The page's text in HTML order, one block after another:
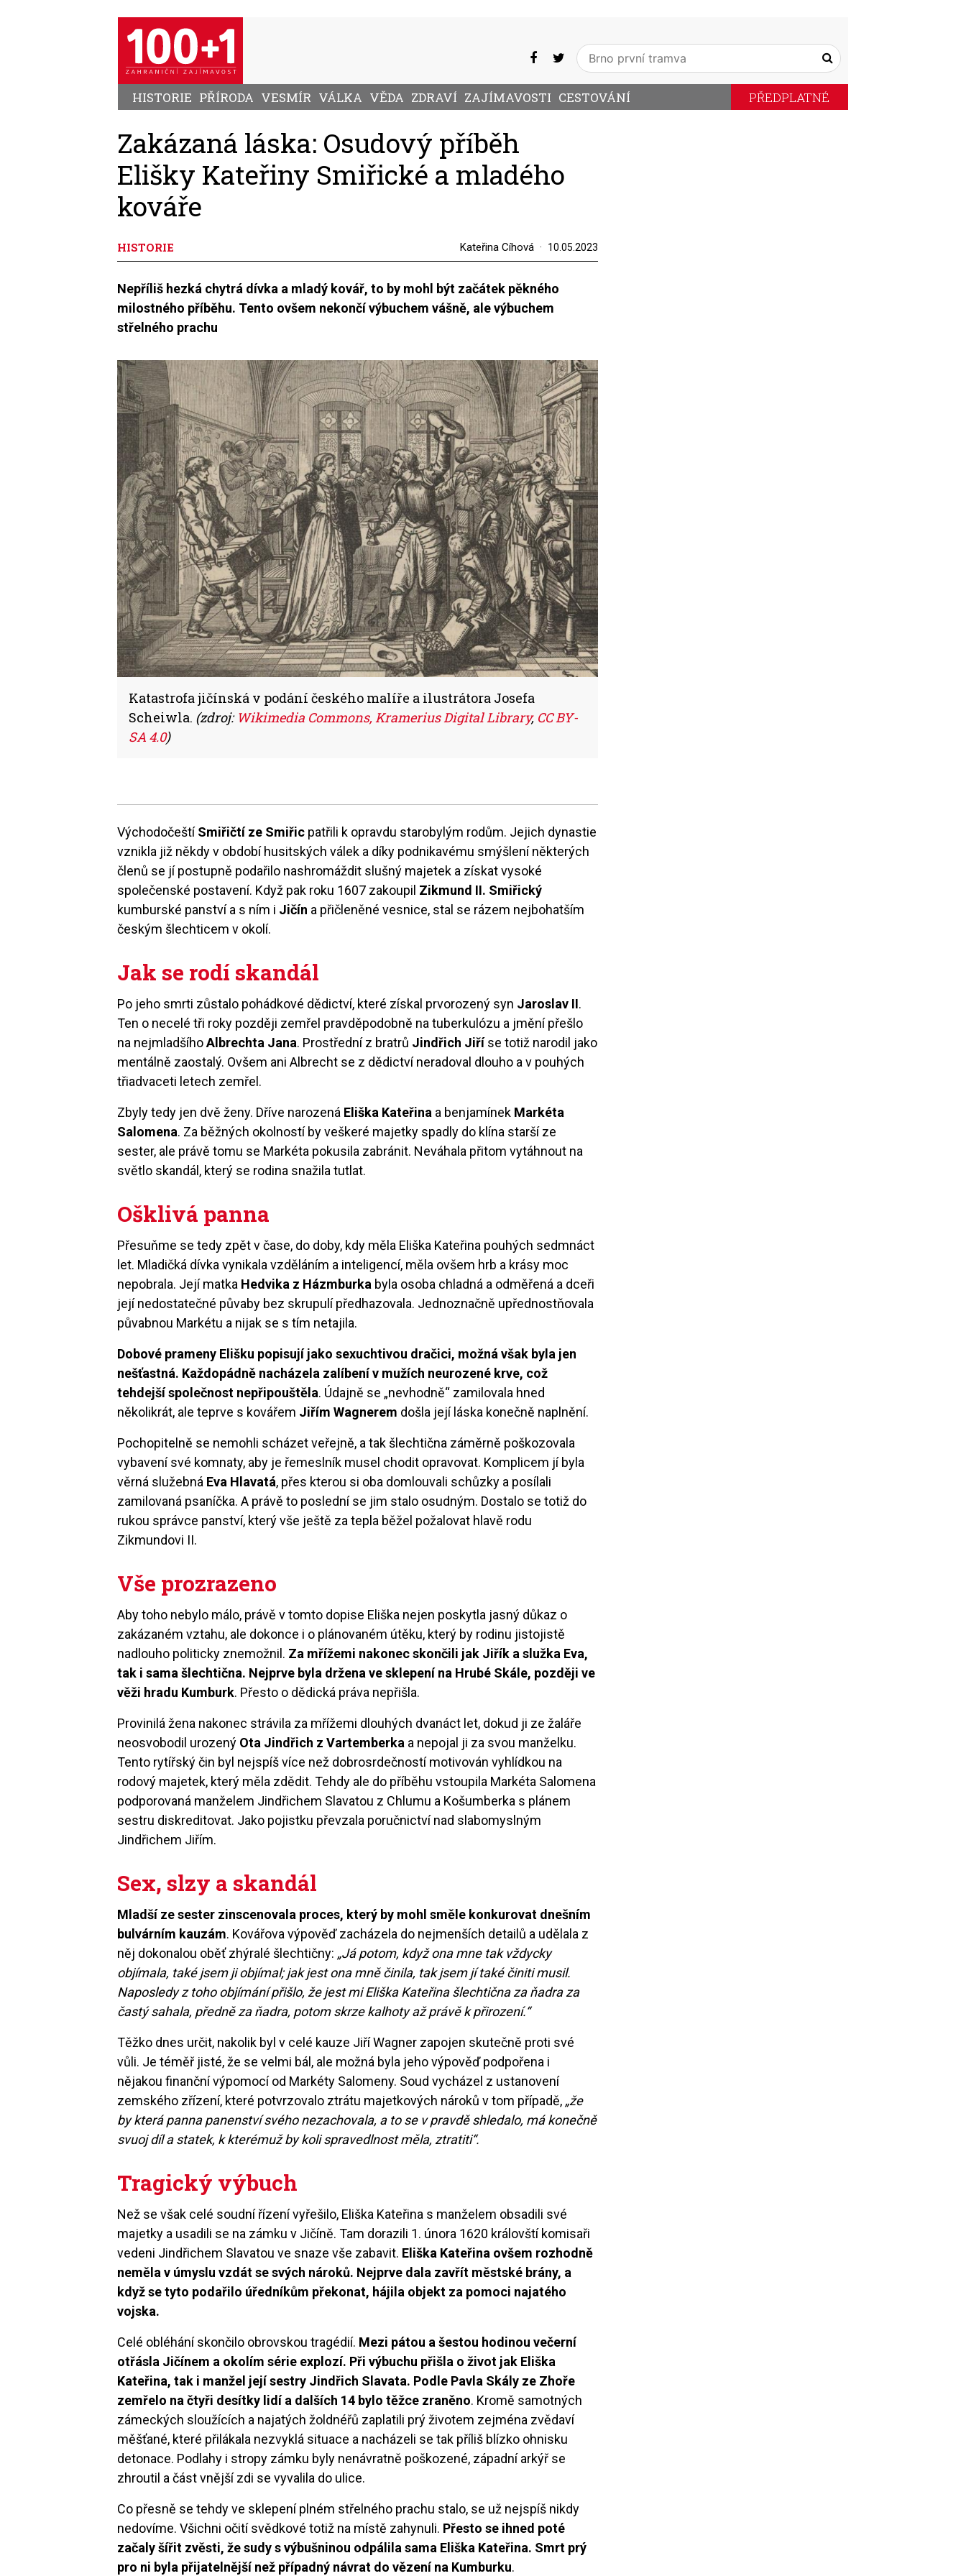
HISTORIE PŘÍRODA VESMÍR VÁLKA VĚDA ZDRAVÍ ZAJÍMAVOSTI CESTOVÁNÍ PŘEDPLATNÉ
Zakázaná láska: Osudový příběh
Elišky Kateřiny Smiřické a mladého
kováře
HISTORIE Kateřina Cíhová 10.05.2023
Nepříliš hezká chytrá dívka a mladý kovář, to by mohl být začátek pěkného
milostného příběhu. Tento ovšem nekončí výbuchem vášně, ale výbuchem
střelného prachu
Katastrofa jičínská v podání českého malíře a ilustrátora Josefa
Scheiwla. (zdroj: Wikimedia Commons, Kramerius Digital Library, CC BY-
SA 4.0)
VýchodočeštíSmiřičtí ze Smiřic patřili k opravdu starobylým rodům. Jejich dynastie
vznikla již někdy v období husitských válek a díky podnikavému smýšlení některých
členů se jí postupně podařilo nashromáždit slušný majetek a získat vysoké
společenské postavení. Když pak roku 1607 zakoupil Zikmund II. Smiřický
kumburské panství a s ním i Jičín a přičleněné vesnice, stal se rázem nejbohatším
českým šlechticem v okolí.
Jak se rodí skandál
Po jeho smrti zůstalo pohádkové dědictví, které získal prvorozený syn Jaroslav II.
Ten o necelé tři roky později zemřel pravděpodobně na tuberkulózu a jmění přešlo
na nejmladšíhoAlbrechta Jana. Prostřední z bratrů Jindřich Jiříse totiž narodil jako
mentálně zaostalý. Ovšem ani Albrecht se z dědictví neradoval dlouho a v pouhých
třiadvaceti letech zemřel.
Zbyly tedy jen dvě ženy. Dříve narozená Eliška Kateřina a benjamínek Markéta
Salomena. Za běžných okolností by veškeré majetky spadly do klína starší ze
sester, ale právě tomu se Markéta pokusila zabránit. Neváhala přitom vytáhnout na
světlo skandál, který se rodina snažila tutlat.
Ošklivá panna
Přesuňme se tedy zpět v čase, do doby, kdy měla Eliška Kateřina pouhých sedmnáct
let. Mladičká dívka vynikala vzděláním a inteligencí, měla ovšem hrb a krásy moc
nepobrala. Její matka Hedvika z Házmburka byla osoba chladná a odměřená a dceři
její nedostatečné půvaby bez skrupulí předhazovala. Jednoznačně upřednostňovala
půvabnou Markétu a nijak se s tím netajila.
Dobové prameny Elišku popisují jako sexuchtivou dračici, možná však byla jen
nešťastná. Každopádně nacházela zalíbení v mužích neurozené krve, což
tehdejší společnost nepřipouštěla. Údajně se „nevhodně“ zamilovala hned
několikrát, ale teprve s kovářem Jiřím Wagnerem došla její láska konečně naplnění.
Pochopitelně se nemohli scházet veřejně, a tak šlechtična záměrně poškozovala
vybavení své komnaty, aby je řemeslník musel chodit opravovat. Komplicem jí byla
věrná služebná Eva Hlavatá, přes kterou si oba domlouvali schůzky a posílali
zamilovaná psaníčka. A právě to poslední se jim stalo osudným. Dostalo se totiž do
rukou správce panství, který vše ještě za tepla běžel požalovat hlavě rodu
Zikmundovi II.
Vše prozrazeno
Aby toho nebylo málo, právě v tomto dopise Eliška nejen poskytla jasný důkaz o
zakázaném vztahu, ale dokonce i o plánovaném útěku, který by rodinu jistojistě
nadlouho politicky znemožnil. Za mřížemi nakonec skončili jak Jiřík a služka Eva,
tak i sama šlechtična. Nejprve byla držena ve sklepení na Hrubé Skále, později ve
věži hradu Kumburk. Přesto o dědická práva nepřišla.
Provinilá žena nakonec strávila za mřížemi dlouhých dvanáct let, dokud ji ze žaláře
neosvobodil urozený Ota Jindřich z Vartemberka a nepojal ji za svou manželku.
Tento rytířský čin byl nejspíš více než dobrosrdečností motivován vyhlídkou na
rodový majetek, který měla zdědit. Tehdy ale do příběhu vstoupila Markéta Salomena
podporovaná manželem Jindřichem Slavatou z Chlumu a Košumberka s plánem
sestru diskreditovat. Jako pojistku převzala poručnictví nad slabomyslným
Jindřichem Jiřím.
Sex, slzy a skandál
Mladší ze sester zinscenovala proces, který by mohl směle konkurovat dnešním
bulvárním kauzám. Kovářova výpověď zacházela do nejmenších detailů a udělala z
něj dokonalou oběť zhýralé šlechtičny: „Já potom, když ona mne tak vždycky
objímala, také jsem ji objímal; jak jest ona mně činila, tak jsem jí také činiti musil.
Naposledy z toho objímání přišlo, že jest mi Eliška Kateřina šlechtična za ňadra za
častý sahala, předně za ňadra, potom skrze kalhoty až právě k přirození.“
Těžko dnes určit, nakolik byl v celé kauze Jiří Wagner zapojen skutečně proti své
vůli. Je téměř jisté, že se velmi bál, ale možná byla jeho výpověď podpořena i
nějakou finanční výpomocí od Markéty Salomeny. Soud vycházel z ustanovení
zemského zřízení, které potvrzovalo ztrátu majetkových nároků v tom případě, „že
by která panna panenství svého nezachovala, a to se v pravdě shledalo, má konečně
svuoj díl a statek, k kterémuž by koli spravedlnost měla, ztratiti“.
Tragický výbuch
Než se však celé soudní řízení vyřešilo, Eliška Kateřina s manželem obsadili své
majetky a usadili se na zámku v Jičíně. Tam dorazili 1. února 1620 královští komisaři
vedeni Jindřichem Slavatou ve snaze vše zabavit. Eliška Kateřina ovšem rozhodně
neměla v úmyslu vzdát se svých nároků. Nejprve dala zavřít městské brány, a
když se tyto podařilo úředníkům překonat, hájila objekt za pomoci najatého
vojska.
Celé obléhání skončilo obrovskou tragédií. Mezi pátou a šestou hodinou večerní
otřásla Jičínem a okolím série explozí. Při výbuchu přišla o život jak Eliška
Kateřina, tak i manžel její sestry Jindřich Slavata. Podle Pavla Skály ze Zhoře
zemřelo na čtyři desítky lidí a dalších 14 bylo těžce zraněno. Kromě samotných
zámeckých sloužících a najatých žoldnéřů zaplatili prý životem zejména zvědaví
měšťané, které přilákala nezvyklá situace a nacházeli se tak příliš blízko ohnisku
detonace. Podlahy i stropy zámku byly nenávratně poškozené, západní arkýř se
zhroutil a část vnější zdi se vyvalila do ulice.
Co přesně se tehdy ve sklepení plném střelného prachu stalo, se už nejspíš nikdy
nedovíme. Všichni očití svědkové totiž na místě zahynuli. Přesto se ihned poté
začaly šířit zvěsti, že sudy s výbušninou odpálila sama Eliška Kateřina. Smrt prý
pro ni byla přijatelnější než případný návrat do vězení na Kumburku.